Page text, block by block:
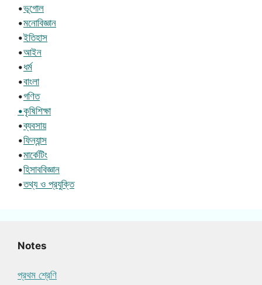
•ভূগোল
•মনোবিজ্ঞান
•ইতিহাস
•আইন
•ধর্ম
•বাংলা
•গণিত
•কৃষিশিক্ষা
•ব্যবসায়
•ফিন্যান্স
•মার্কেটিং
•হিসাববিজ্ঞান
•তথ্য ও প্রযুক্তি
Notes
প্রথম শ্রেণি